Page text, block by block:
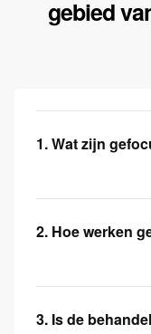
gebied
1. Wat zijn
2. Hoe werken
3. Is de